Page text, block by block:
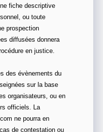
fiche descriptive
ou toute
prospection
diffusées donnera
en justice.
des évènements du
sur la base
organisateurs, ou en
officiels. La
ne pourra en
de contestation ou